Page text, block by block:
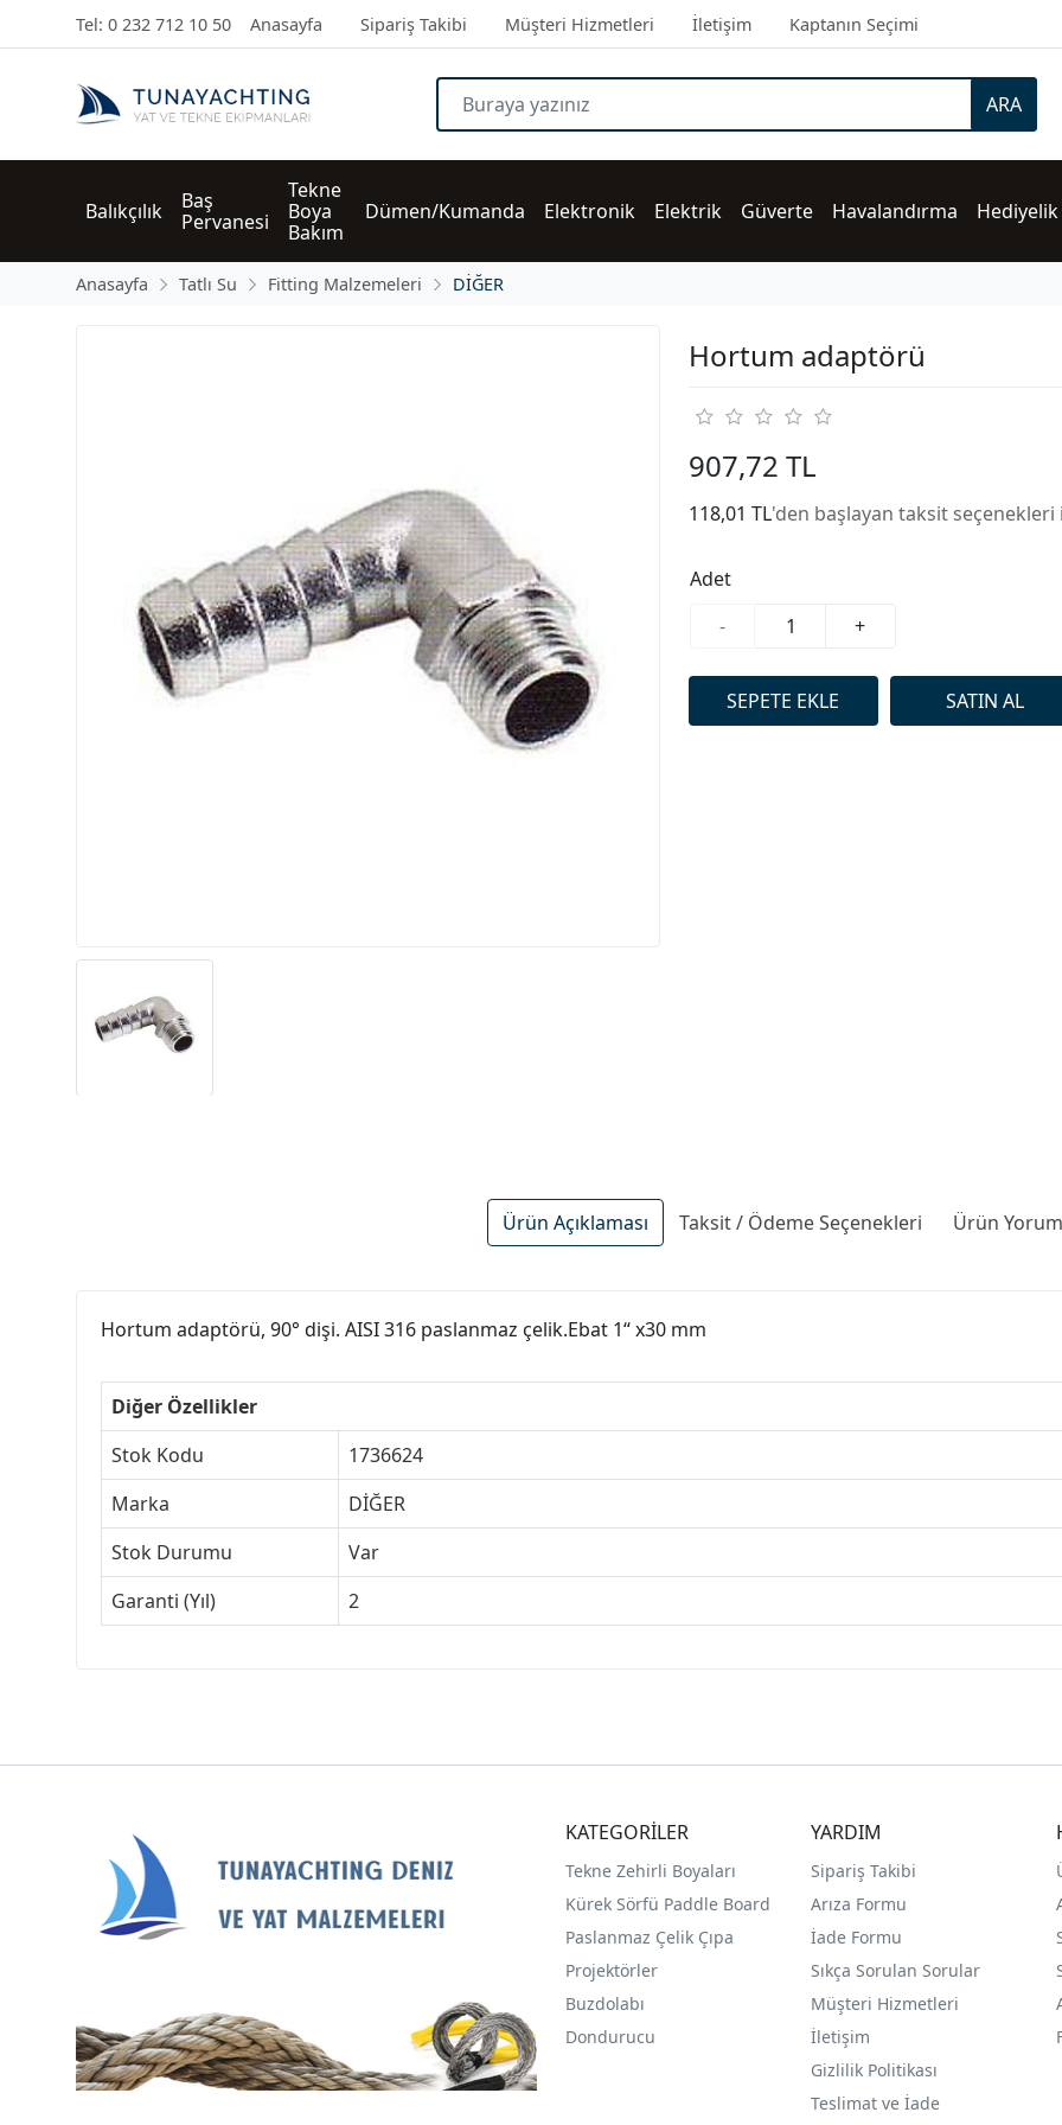
Tel: 0 232 712 10 50 Anasayfa Sipariş Takibi Müşteri Hizmetleri İletişim Kaptanın Seçimi
ARA
Balıkçılık
Baş
Pervanesi
Tekne
Boya
Bakım
Dümen/Kumanda Elektronik Elektrik Güverte Havalandırma Hediyelik
Anasayfa Tatlı Su Fitting Malzemeleri DİĞER
Hortum adaptörü
907,72 TL
118,01 TL'den başlayan taksit
Adet
-
+
Ürün Açıklaması Taksit / Ödeme Seçenekleri Ürün
Hortum adaptörü, 90° dişi. AISI 316 paslanmaz çelik.Ebat 1“ x30 mm
Diğer Özellikler
Stok Kodu
1736624
Marka
DİĞER
Stok Durumu
Var
Garanti (Yıl)
2
KATEGORİLER
Tekne Zehirli Boyaları
Kürek Sörfü Paddle Board
Paslanmaz Çelik Çıpa
Projektörler
Buzdolabı
Dondurucu
YARDIM
Sipariş Takibi
Arıza Formu
İade Formu
Sıkça Sorulan Sorular
Müşteri Hizmetleri
İletişim
Gizlilik Politikası
Teslimat ve İade